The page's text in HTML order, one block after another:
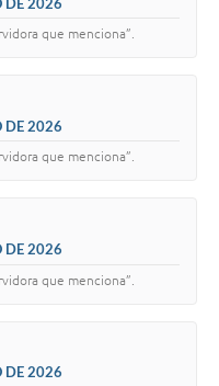
que menciona”.
DE 2026
que menciona”.
DE 2026
que menciona”.
DE 2026